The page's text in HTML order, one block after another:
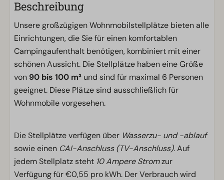
Beschreibung
Unsere großzügigen Wohnmobilstellplätze bieten alle
Einrichtungen, die Sie für einen komfortablen
Campingaufenthalt benötigen, kombiniert mit einer
schönen Aussicht. Die Stellplätze haben eine Größe
von 90 bis 100 m² und sind für maximal 6 Personen
geeignet. Diese Plätze sind ausschließlich für
Wohnmobile vorgesehen.
Die Stellplätze verfügen über Wasserzu- und -ablauf
sowie einen CAI-Anschluss (TV-Anschluss). Auf
jedem Stellplatz steht 10 Ampere Stromzur
Verfügung für €0,55 pro kWh. Der Verbrauch wird